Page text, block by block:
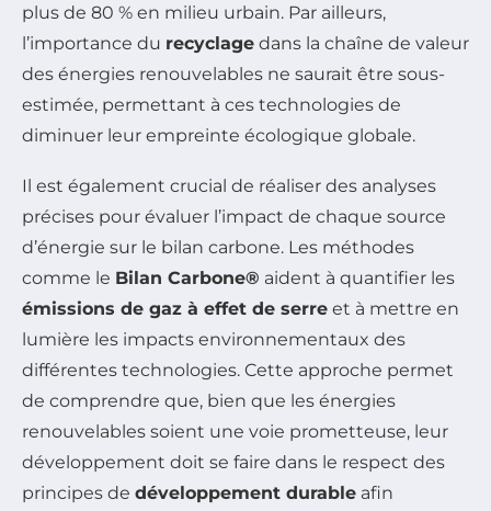
plus de 80 % en milieu urbain. Par ailleurs,
l’importance du recyclage dans la chaîne de valeur
des énergies renouvelables ne saurait être sous-
estimée, permettant à ces technologies de
diminuer leur empreinte écologique globale.
Il est également crucial de réaliser des analyses
précises pour évaluer l’impact de chaque source
d’énergie sur le bilan carbone. Les méthodes
comme le Bilan Carbone® aident à quantifier les
émissions de gaz à effet de serre et à mettre en
lumière les impacts environnementaux des
différentes technologies. Cette approche permet
de comprendre que, bien que les énergies
renouvelables soient une voie prometteuse, leur
développement doit se faire dans le respect des
principes de développement durable afin